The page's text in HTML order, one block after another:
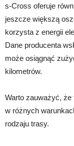
s-Cross oferuje
jeszcze większą
korzysta z energii
Dane producenta
może osiągnąć
kilometrów.
Warto zauważyć,
w różnych
rodzaju trasy.